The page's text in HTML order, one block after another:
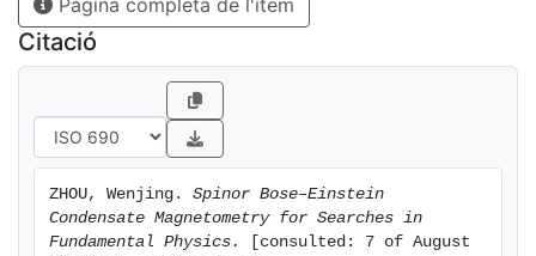
Pàgina completa de l'ítem
Citació
ZHOU, Wenjing. Spinor Bose–Einstein
Condensate Magnetometry for Searches in
Fundamental Physics.
[consulted: 7 of August